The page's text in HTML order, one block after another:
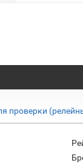
проверки